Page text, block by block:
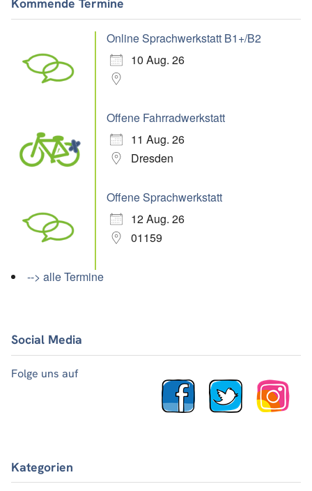
Online Sprachwerkstatt B1+/B2
10 Aug. 26
Offene Fahrradwerkstatt
11 Aug. 26
Dresden
Offene Sprachwerkstatt
12 Aug. 26
01159
--> alle Termine
Social Media
Folge uns auf
Kategorien